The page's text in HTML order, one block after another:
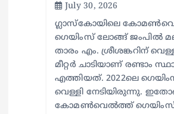
July 30, 2026
ഗ്ലാസ്‌കോയിലെ
ഗെയിംസ് ലോങ്ങ് ജംപില്‍
താരം എം. ശ്രീശങ്കറിന്
മീറ്റര്‍ ചാടിയാണ് രണ്ടാം
എത്തിയത്. 2022ലെ
വെള്ളി നേടിയിരുന്നു.
കോമണ്‍വെല്‍ത്ത്